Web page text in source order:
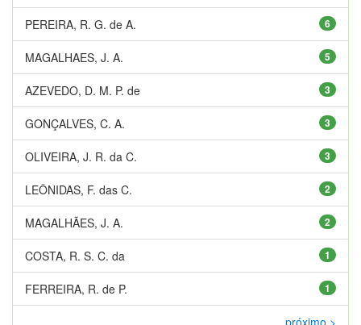
6
PEREIRA, R. G. de A.
5
MAGALHAES, J. A.
3
AZEVEDO, D. M. P. de
3
GONÇALVES, C. A.
3
OLIVEIRA, J. R. da C.
2
LEÔNIDAS, F. das C.
2
MAGALHÃES, J. A.
1
COSTA, R. S. C. da
1
FERREIRA, R. de P.
próximo >